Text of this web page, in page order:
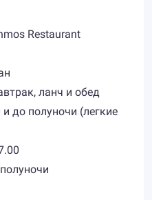
Restaurant
ланч и обед
до полуночи (легкие